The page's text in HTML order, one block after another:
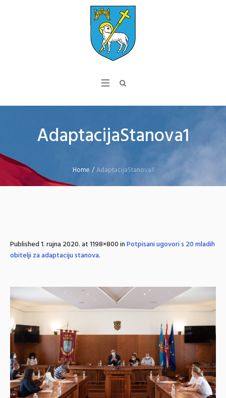
AdaptacijaStanova1
Home /AdaptacijaStanova1
Published1. rujna 2020.at 1198×800 inPotpisani ugovori s 20 mladih
obitelji za adaptaciju stanova.